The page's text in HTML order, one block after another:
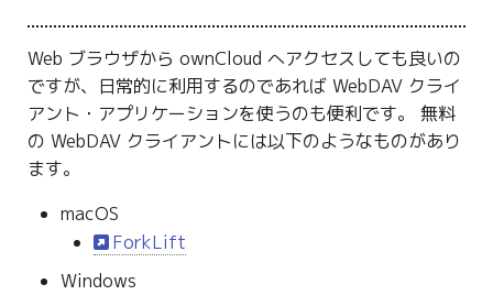
Web ブラウザから ownCloud へアクセスしても良いの
ですが、日常的に利用するのであれば WebDAV クライ
アント・アプリケーションを使うのも便利です。 無料
の WebDAV クライアントには以下のようなものがあり
ます。
macOS
ForkLift
Windows